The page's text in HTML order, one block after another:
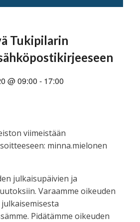
Tukipilarin
@ 09:00 - 17:00
viimeistään
minna.mielonen
julkaisupäivien ja
Varaamme oikeuden
Pidätämme oikeuden